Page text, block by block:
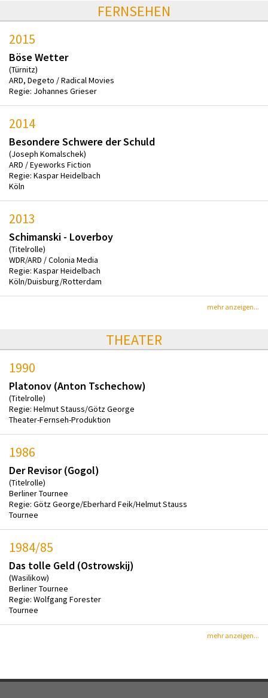
FERNSEHEN
2015
Böse Wetter
(Türnitz)
ARD, Degeto / Radical Movies
Regie: Johannes Grieser
2014
Besondere Schwere der Schuld
(Joseph Komalschek)
ARD / Eyeworks Fiction
Regie: Kaspar Heidelbach
Köln
2013
Schimanski - Loverboy
(Titelrolle)
WDR/ARD / Colonia Media
Regie: Kaspar Heidelbach
Köln/Duisburg/Rotterdam
mehr anzeigen...
THEATER
1990
Platonov (Anton Tschechow)
(Titelrolle)
Regie: Helmut Stauss/Götz George
Theater-Fernseh-Produktion
1986
Der Revisor (Gogol)
(Titelrolle)
Berliner Tournee
Regie: Götz George/Eberhard Feik/Helmut Stauss
Tournee
1984/85
Das tolle Geld (Ostrowskij)
(Wasilikow)
Berliner Tournee
Regie: Wolfgang Forester
Tournee
mehr anzeigen...